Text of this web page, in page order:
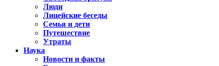
Люди
Лицейские беседы
Семья и дети
Путешествие
Утраты
Наука
Новости и факты